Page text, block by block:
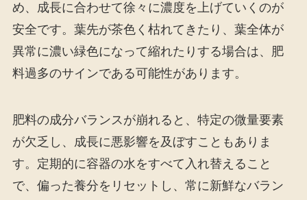
め、成長に合わせて徐々に濃度を上げていくのが
安全です。葉先が茶色く枯れてきたり、葉全体が
異常に濃い緑色になって縮れたりする場合は、肥
料過多のサインである可能性があります。
肥料の成分バランスが崩れると、特定の微量要素
が欠乏し、成長に悪影響を及ぼすこともありま
す。定期的に容器の水をすべて入れ替えること
で、偏った養分をリセットし、常に新鮮なバラン